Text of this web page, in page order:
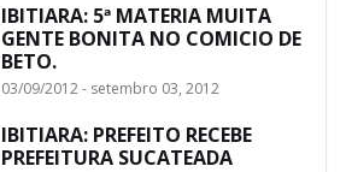
IBITIARA: 5ª MATERIA MUITA
GENTE BONITA NO COMICIO DE
BETO.
03/09/2012 - setembro 03, 2012
IBITIARA: PREFEITO RECEBE
PREFEITURA SUCATEADA